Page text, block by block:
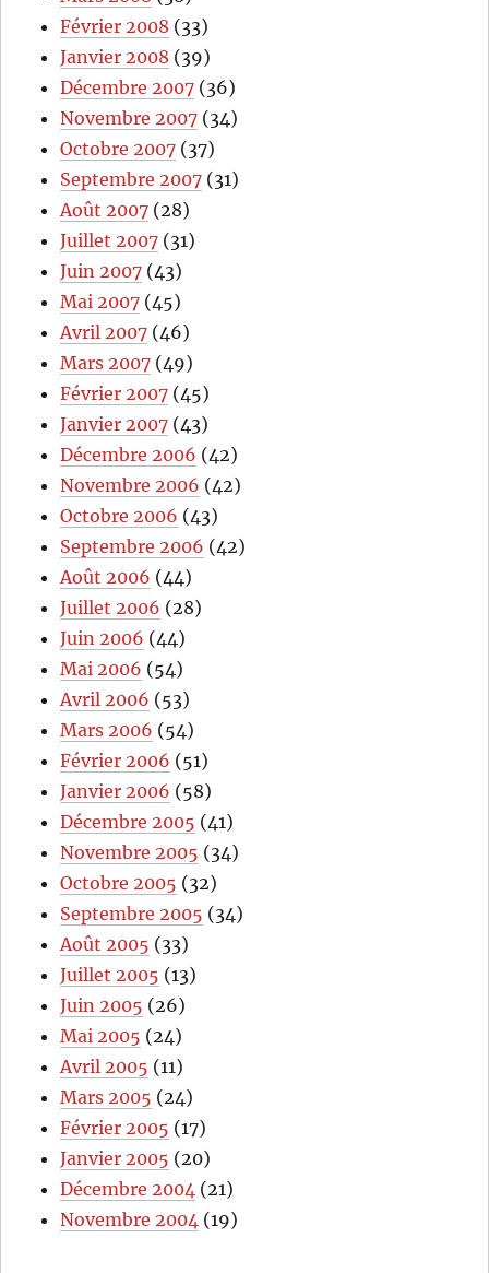
Février 2008 (33)
Janvier 2008 (39)
Décembre 2007 (36)
Novembre 2007 (34)
Octobre 2007 (37)
Septembre 2007 (31)
Août 2007 (28)
Juillet 2007 (31)
Juin 2007 (43)
Mai 2007 (45)
Avril 2007 (46)
Mars 2007 (49)
Février 2007 (45)
Janvier 2007 (43)
Décembre 2006 (42)
Novembre 2006 (42)
Octobre 2006 (43)
Septembre 2006 (42)
Août 2006 (44)
Juillet 2006 (28)
Juin 2006 (44)
Mai 2006 (54)
Avril 2006 (53)
Mars 2006 (54)
Février 2006 (51)
Janvier 2006 (58)
Décembre 2005 (41)
Novembre 2005 (34)
Octobre 2005 (32)
Septembre 2005 (34)
Août 2005 (33)
Juillet 2005 (13)
Juin 2005 (26)
Mai 2005 (24)
Avril 2005 (11)
Mars 2005 (24)
Février 2005 (17)
Janvier 2005 (20)
Décembre 2004 (21)
Novembre 2004 (19)